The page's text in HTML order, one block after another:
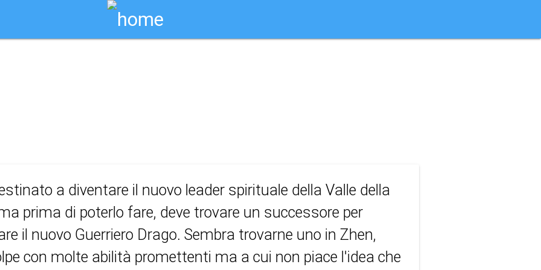
a diventare il nuovo leader spirituale della Valle della
prima di poterlo fare, deve trovare un successore per
il nuovo Guerriero Drago. Sembra trovarne uno in Zhen,
con molte abilità promettenti ma a cui non piace l'idea che